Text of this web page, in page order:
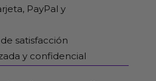
PayPal y
satisfacción
y confidencial